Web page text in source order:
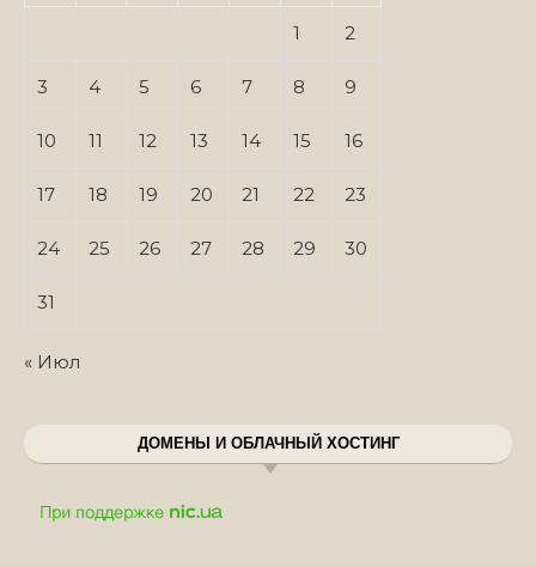
1 2
3 4 5 6 7 8 9
10 11 12 13 14 15 16
17 18 19 20 21 22 23
24 25 26 27 28 29 30
31
« Июл
ДОМЕНЫ И ОБЛАЧНЫЙ ХОСТИНГ